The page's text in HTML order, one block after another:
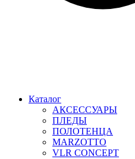
Каталог
АКСЕССУАРЫ
ПЛЕДЫ
ПОЛОТЕНЦА
MARZOTTO
VLR CONCEPT